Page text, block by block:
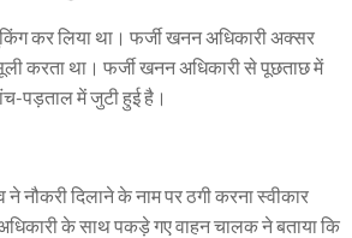
कर लिया था। फर्जी खनन अधिकारी अक्सर
करता था। फर्जी खनन अधिकारी से पूछताछ में
पड़ताल में जुटी हुई है।
नौकरी दिलाने के नाम पर ठगी करना स्वीकार
के साथ पकड़े गए वाहन चालक ने बताया कि